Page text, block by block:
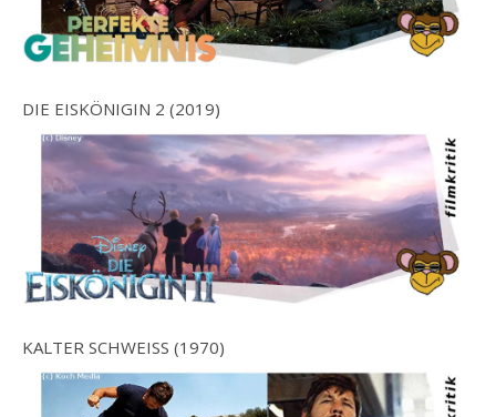
DIE EISKÖNIGIN 2 (2019)
KALTER SCHWEISS (1970)